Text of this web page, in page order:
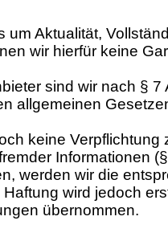
um Aktualität,
wir hierfür keine
sind wir nach §
allgemeinen
keine
Informationen
werden wir die
wird jedoch
übernommen.